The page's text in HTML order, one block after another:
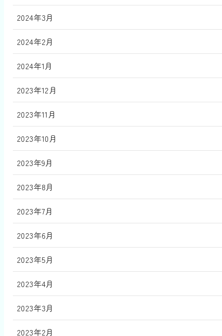
2024年3月
2024年2月
2024年1月
2023年12月
2023年11月
2023年10月
2023年9月
2023年8月
2023年7月
2023年6月
2023年5月
2023年4月
2023年3月
2023年2月